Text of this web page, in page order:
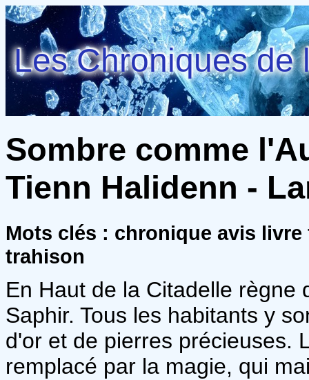
Les Chroniques de
Sombre comme
Tienn Halidenn -
Mots clés : chronique avis
trahison
En Haut de la Citadelle règne
Saphir. Tous les habitants y
d'or et de pierres précieuses.
remplacé par la magie, qui